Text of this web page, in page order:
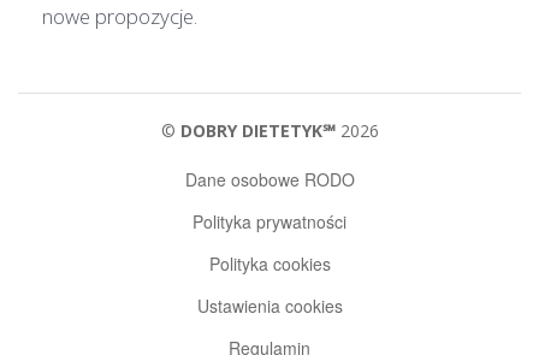
nowe propozycje.
© DOBRY DIETETYK℠2026
Dane osobowe RODO
Polityka prywatności
Polityka cookies
Ustawienia cookies
Regulamin